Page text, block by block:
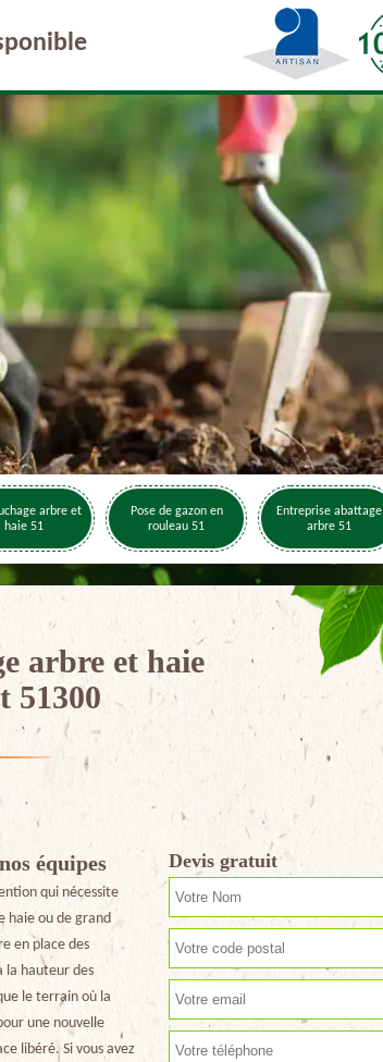
arbre et
haie 51
Pose de gazon en
rouleau 51
Entreprise abattage
arbre 51
arbre et haie
51300
équipes
qui nécessite
haie ou de grand
en place des
la hauteur des
le terrain où la
une nouvelle
libéré. Si vous avez
Devis gratuit